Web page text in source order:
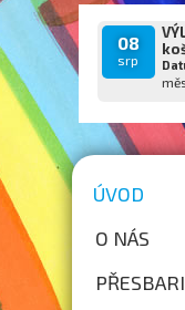
08
srp
ÚVOD
O NÁS